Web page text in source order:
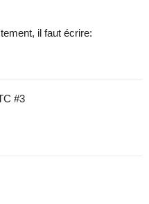
il faut écrire:
#3